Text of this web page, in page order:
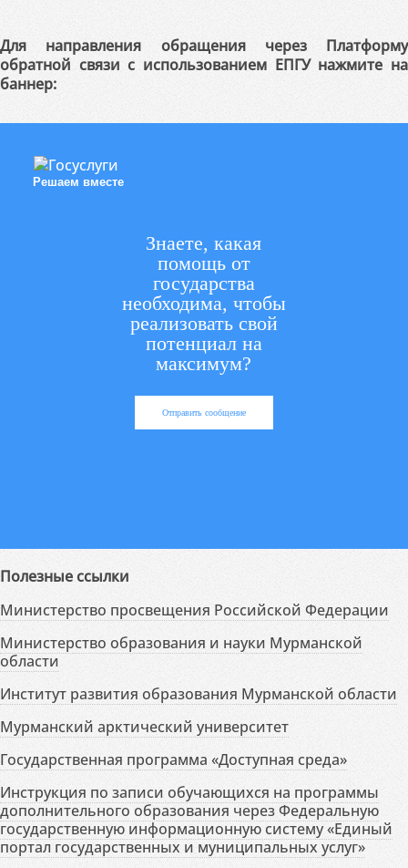
Для направления обращения через Платформу
обратной связи с использованием ЕПГУ нажмите на
баннер:
Решаем вместе
Знаете, какая
помощь от
государства
необходима, чтобы
реализовать свой
потенциал на
максимум?
Отправить сообщение
Полезные ссылки
Министерство просвещения Российской Федерации
Министерство образования и науки Мурманской
области
Институт развития образования Мурманской области
Мурманский арктический университет
Государственная программа «Доступная среда»
Инструкция по записи обучающихся на программы
дополнительного образования через Федеральную
государственную информационную систему «Единый
портал государственных и муниципальных услуг»